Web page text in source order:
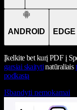
ANDROID
Įkelkite bet kurį PDF į
garsiai skaitytinatūraliais
podkastą
Išbandyti nemokamai